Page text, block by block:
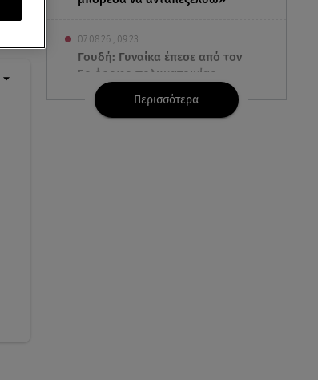
07.08.26 , 09:23
Γουδή: Γυναίκα έπεσε από τον
5ο όροφο πολυκατοικίας
07.08.26 , 09:03
Περισσότερα